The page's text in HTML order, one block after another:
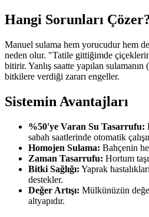
Hangi Sorunları
Manuel sulama hem yorucudur hem
neden olur. "Tatile gittiğimde
bitirir. Yanlış saatte yapılan
bitkilere verdiği zararı engeller.
Sistemin Avantajları
%50'ye Varan Su Tasarrufu:
sabah saatlerinde otomatik
Homojen Sulama: Bahçenin
Zaman Tasarrufu: Hortum
Bitki Sağlığı: Yaprak
destekler.
Değer Artışı: Mülkünüzün
altyapıdır.